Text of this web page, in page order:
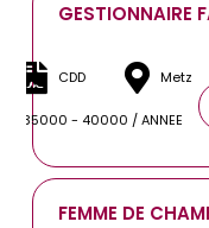
GESTIONNAIRE
CDD Metz
35000 - 40000 / ANNEE
FEMME DE